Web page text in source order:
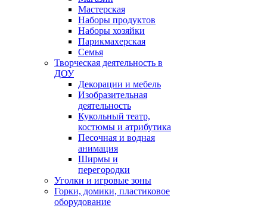
Мастерская
Наборы продуктов
Наборы хозяйки
Парикмахерская
Семья
Творческая деятельность в
ДОУ
Декорации и мебель
Изобразительная
деятельность
Кукольный театр,
костюмы и атрибутика
Песочная и водная
анимация
Ширмы и
перегородки
Уголки и игровые зоны
Горки, домики, пластиковое
оборудование